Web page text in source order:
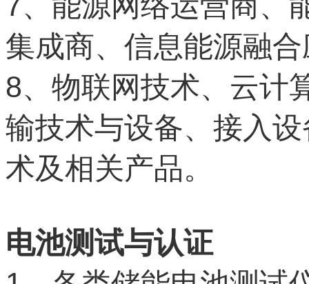
集成商、信息能源融
8、物联网技术、云计
输技术与设备、接入
术及相关产品。
电池测试与认证